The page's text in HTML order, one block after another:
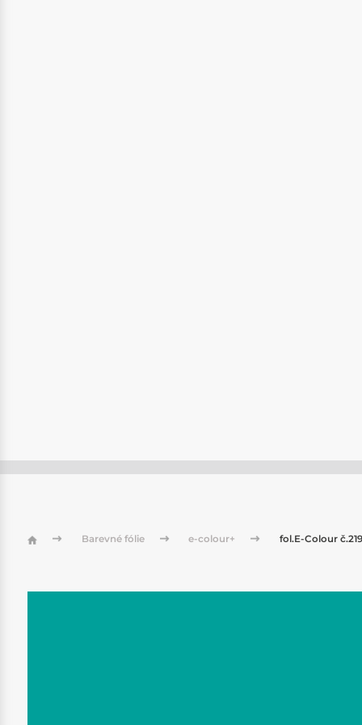
Barevné fólie e-colour+ fol.E-Colour